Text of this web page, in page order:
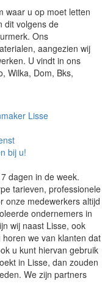
waar u op moet letten
dit volgens de
Ons
aangezien wij
U vindt in ons
Wilka, Dom, Bks,
Lisse
bij u!
dagen in de week.
tarieven, professionele
onze medewerkers altijd
ondernemers in
wij naast Lisse, ook
we van klanten dat
u kunt hiervan gebruik
in Lisse, dan zouden
We zijn partners